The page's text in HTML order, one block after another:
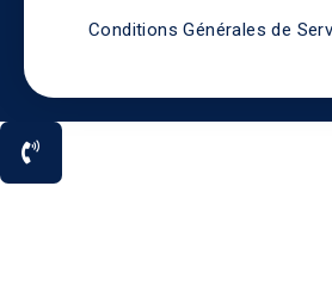
Conditions Générales de